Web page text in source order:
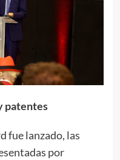
patentes
fue lanzado, las
por